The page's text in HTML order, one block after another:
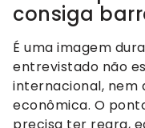
consiga
É uma imagem
entrevistado não
internacional, nem
econômica. O